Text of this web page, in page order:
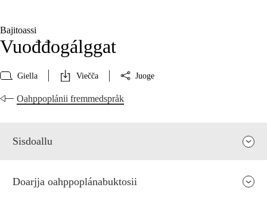
Bajitoassi
Vuođđogálggat
Giella Viečča Juoge
Oahppoplánii fremmedspråk
Sisdoallu
Doarjja oahppoplánabuktosii